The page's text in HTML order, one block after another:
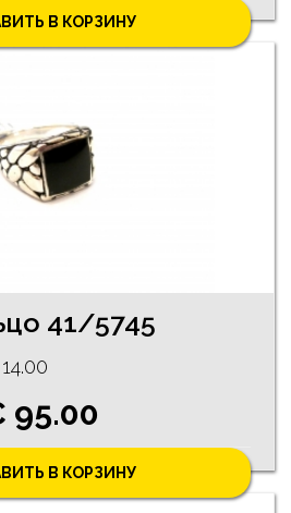
В КОРЗИНУ
41/5745
95.00
В КОРЗИНУ